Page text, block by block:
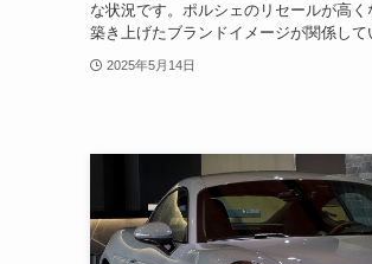
な状況です。ポルシェのリセールが高
築き上げたブランドイメージが関係し
2025年5月14日